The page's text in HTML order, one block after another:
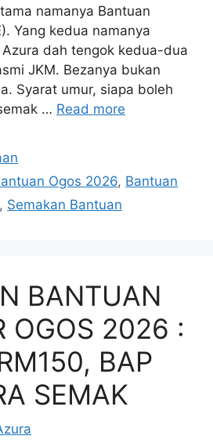
namanya Bantuan
Yang kedua namanya
dah tengok kedua-dua
JKM. Bezanya bukan
Syarat umur, siapa boleh
… Read more
Ogos 2026, Bantuan
, Semakan Bantuan
BANTUAN
OGOS 2026 :
BAP
SEMAK